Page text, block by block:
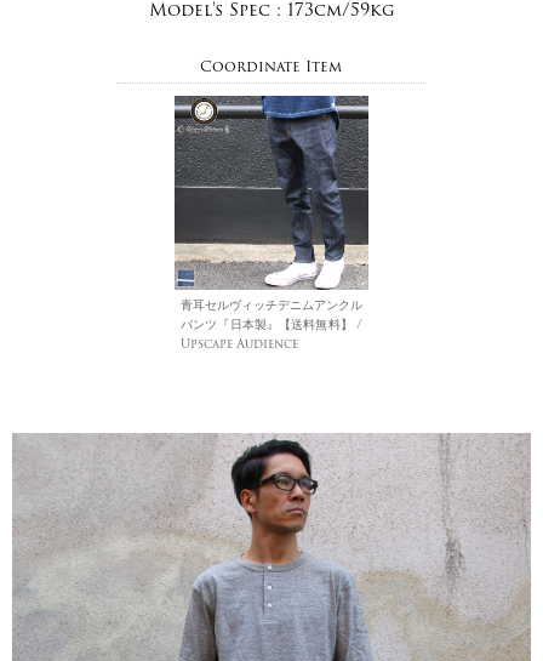
Model's Spec : 173cm/59kg
Coordinate Item
青耳セルヴィッチデニムアンクル
パンツ『日本製』【送料無料】 /
Upscape Audience